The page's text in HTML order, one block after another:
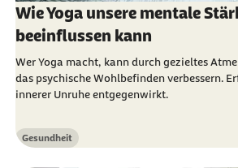
Wie Yoga unsere mentale
beeinflussen kann
Wer Yoga macht, kann durch gezieltes
das psychische Wohlbefinden verbessern.
innerer Unruhe entgegenwirkt.
Kategorie
Gesundheit